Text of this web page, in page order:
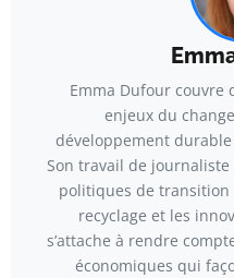
Emma Dufour couvre
enjeux du
développement
Son travail de journaliste
politiques de
recyclage et les
s’attache à rendre
économiques qui